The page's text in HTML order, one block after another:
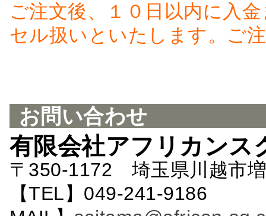
ご注文後、１０日以内に入
セル扱いといたします。ご
お問い合わせ
有限会社アフリカンス
〒350-1172 埼玉県川越市
【TEL】049-241-